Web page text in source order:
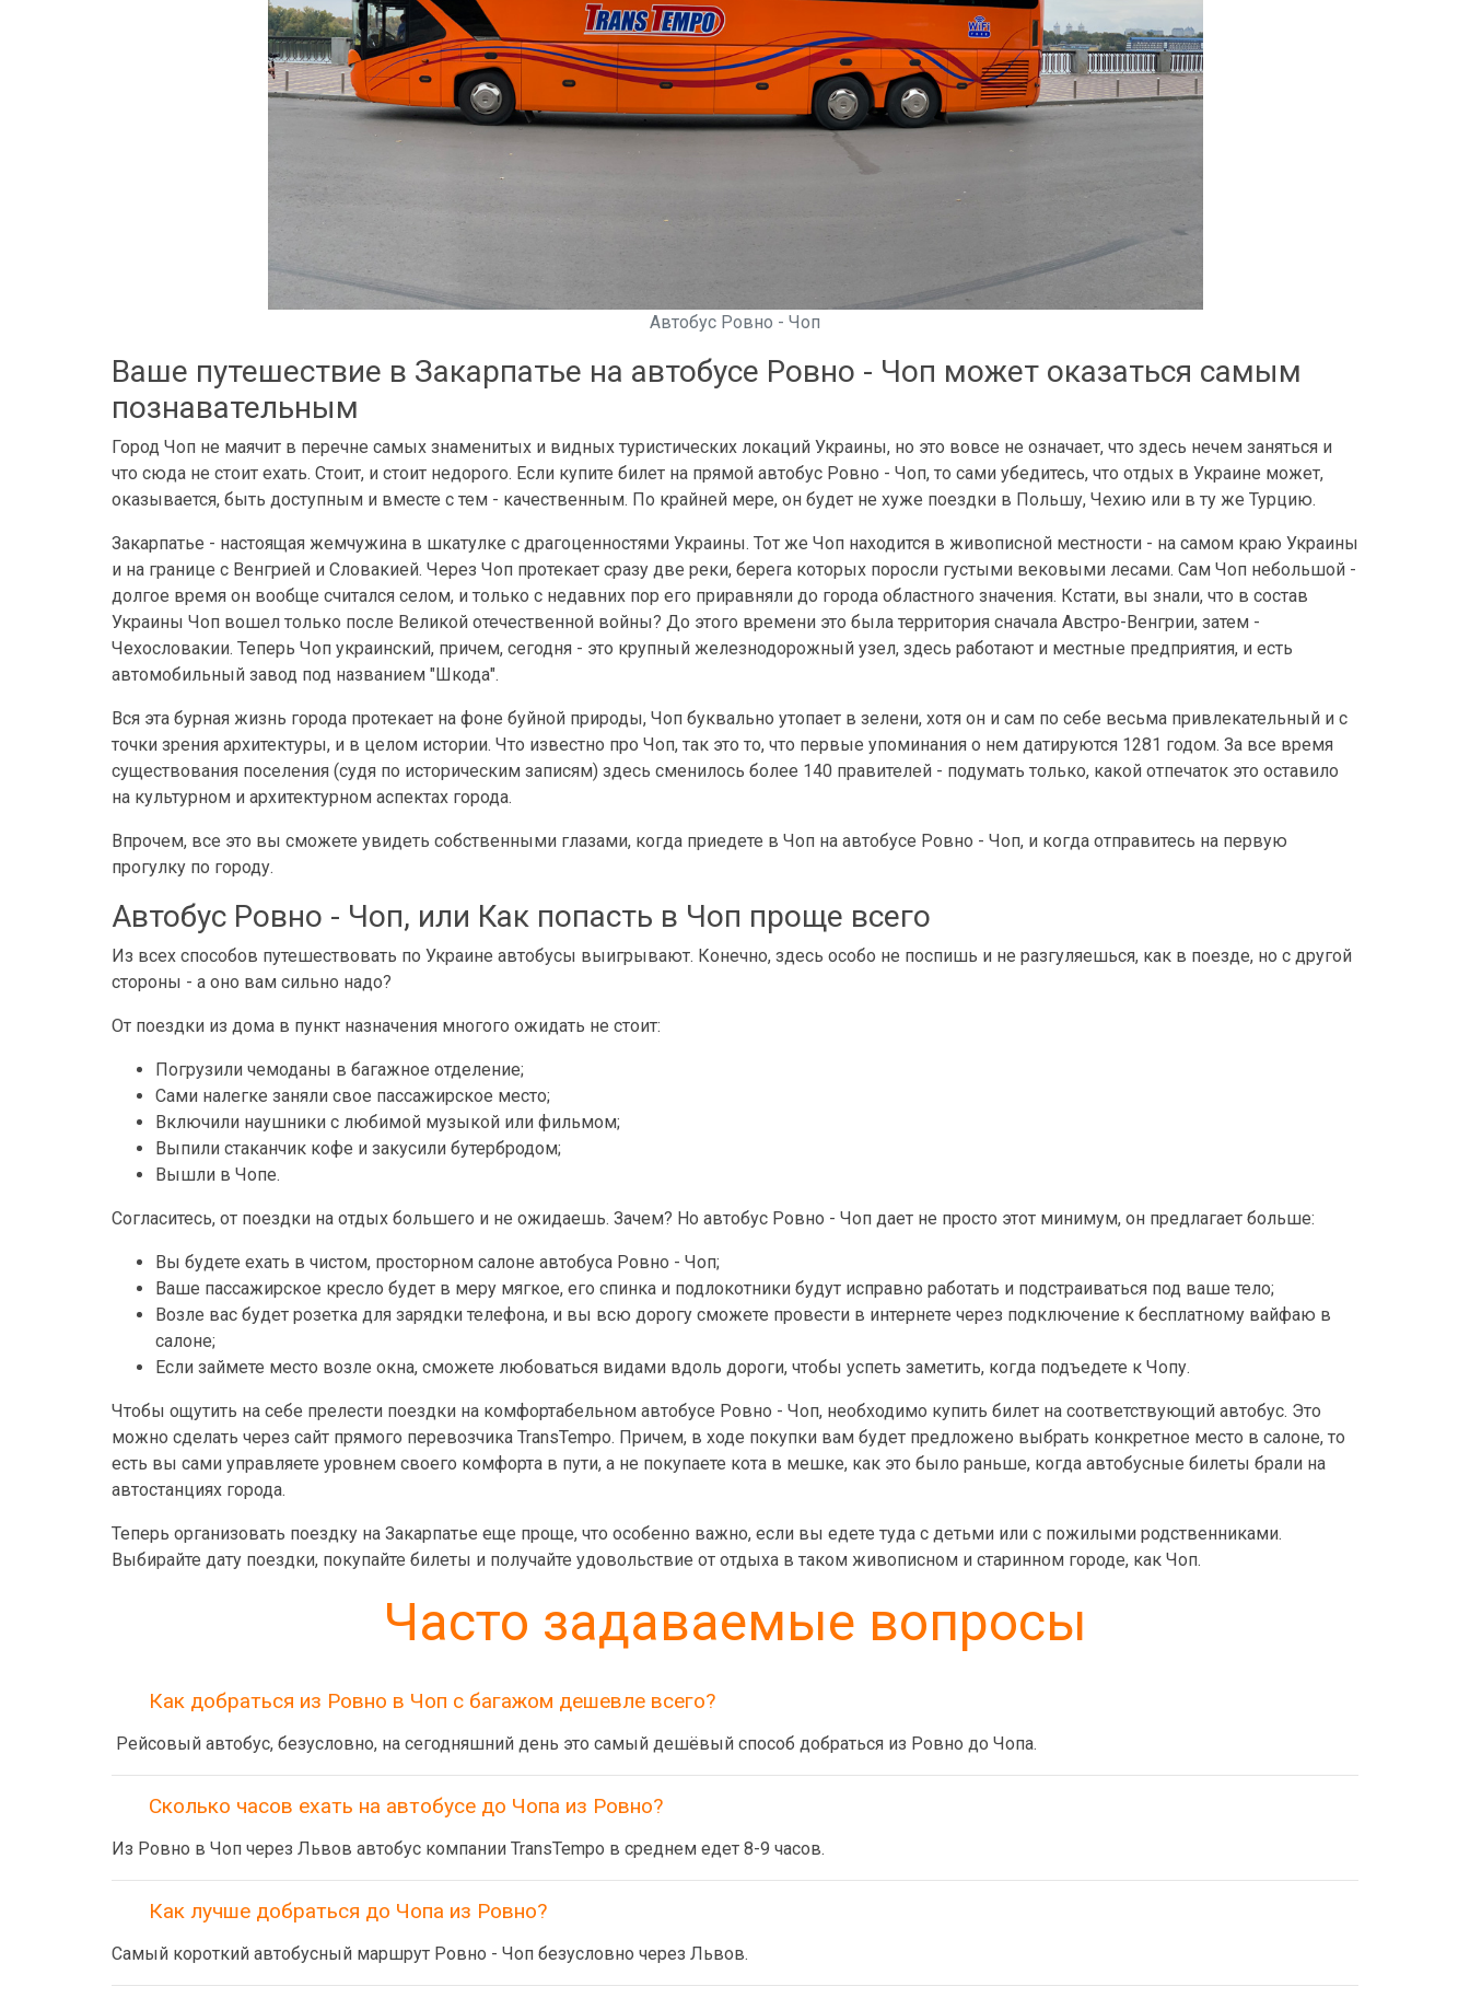
Автобус Ровно - Чоп
Ваше путешествие в Закарпатье на автобусе Ровно - Чоп может оказаться самым
познавательным
Город Чоп не маячит в перечне самых знаменитых и видных туристических локаций Украины, но это вовсе не означает, что здесь нечем заняться и
что сюда не стоит ехать. Стоит, и стоит недорого. Если купите билет на прямой автобус Ровно - Чоп, то сами убедитесь, что отдых в Украине может,
оказывается, быть доступным и вместе с тем - качественным. По крайней мере, он будет не хуже поездки в Польшу, Чехию или в ту же Турцию.
Закарпатье - настоящая жемчужина в шкатулке с драгоценностями Украины. Тот же Чоп находится в живописной местности - на самом краю Украины
и на границе с Венгрией и Словакией. Через Чоп протекает сразу две реки, берега которых поросли густыми вековыми лесами. Сам Чоп небольшой -
долгое время он вообще считался селом, и только с недавних пор его приравняли до города областного значения. Кстати, вы знали, что в состав
Украины Чоп вошел только после Великой отечественной войны? До этого времени это была территория сначала Австро-Венгрии, затем -
Чехословакии. Теперь Чоп украинский, причем, сегодня - это крупный железнодорожный узел, здесь работают и местные предприятия, и есть
автомобильный завод под названием "Шкода".
Вся эта бурная жизнь города протекает на фоне буйной природы, Чоп буквально утопает в зелени, хотя он и сам по себе весьма привлекательный и с
точки зрения архитектуры, и в целом истории. Что известно про Чоп, так это то, что первые упоминания о нем датируются 1281 годом. За все время
существования поселения (судя по историческим записям) здесь сменилось более 140 правителей - подумать только, какой отпечаток это оставило
на культурном и архитектурном аспектах города.
Впрочем, все это вы сможете увидеть собственными глазами, когда приедете в Чоп на автобусе Ровно - Чоп, и когда отправитесь на первую
прогулку по городу.
Автобус Ровно - Чоп, или Как попасть в Чоп проще всего
Из всех способов путешествовать по Украине автобусы выигрывают. Конечно, здесь особо не поспишь и не разгуляешься, как в поезде, но с другой
стороны - а оно вам сильно надо?
От поездки из дома в пункт назначения многого ожидать не стоит:
Погрузили чемоданы в багажное отделение;
Сами налегке заняли свое пассажирское место;
Включили наушники с любимой музыкой или фильмом;
Выпили стаканчик кофе и закусили бутербродом;
Вышли в Чопе.
Согласитесь, от поездки на отдых большего и не ожидаешь. Зачем? Но автобус Ровно - Чоп дает не просто этот минимум, он предлагает больше:
Вы будете ехать в чистом, просторном салоне автобуса Ровно - Чоп;
Ваше пассажирское кресло будет в меру мягкое, его спинка и подлокотники будут исправно работать и подстраиваться под ваше тело;
Возле вас будет розетка для зарядки телефона, и вы всю дорогу сможете провести в интернете через подключение к бесплатному вайфаю в
салоне;
Если займете место возле окна, сможете любоваться видами вдоль дороги, чтобы успеть заметить, когда подъедете к Чопу.
Чтобы ощутить на себе прелести поездки на комфортабельном автобусе Ровно - Чоп, необходимо купить билет на соответствующий автобус. Это
можно сделать через сайт прямого перевозчика TransTempo. Причем, в ходе покупки вам будет предложено выбрать конкретное место в салоне, то
есть вы сами управляете уровнем своего комфорта в пути, а не покупаете кота в мешке, как это было раньше, когда автобусные билеты брали на
автостанциях города.
Теперь организовать поездку на Закарпатье еще проще, что особенно важно, если вы едете туда с детьми или с пожилыми родственниками.
Выбирайте дату поездки, покупайте билеты и получайте удовольствие от отдыха в таком живописном и старинном городе, как Чоп.
Часто задаваемые вопросы
Как добраться из Ровно в Чоп с багажом дешевле всего?
Рейсовый автобус, безусловно, на сегодняшний день это самый дешёвый способ добраться из Ровно до Чопа.
Сколько часов ехать на автобусе до Чопа из Ровно?
Из Ровно в Чоп через Львов автобус компании TransTempo в среднем едет 8-9 часов.
Как лучше добраться до Чопа из Ровно?
Самый короткий автобусный маршрут Ровно - Чоп безусловно через Львов.